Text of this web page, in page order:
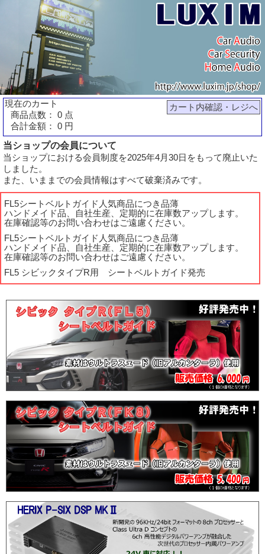
カート内確認・レジへ
現在のカート
商品点数： 0 点
合計金額： 0 円
当ショップの会員について
当ショップにおける会員制度を2025年4月30日をもって廃止いた
しました。
また、いままでの会員情報はすべて破棄済みです。
FL5シートベルトガイド人気商品につき品薄
ハンドメイド品、自社生産、定期的に在庫数アップします。
在庫確認等のお問い合わせはご遠慮ください。
FL5シートベルトガイド人気商品につき品薄
ハンドメイド品、自社生産、定期的に在庫数アップします。
在庫確認等のお問い合わせはご遠慮ください。
FL5 シビックタイプR用 シートベルトガイド発売